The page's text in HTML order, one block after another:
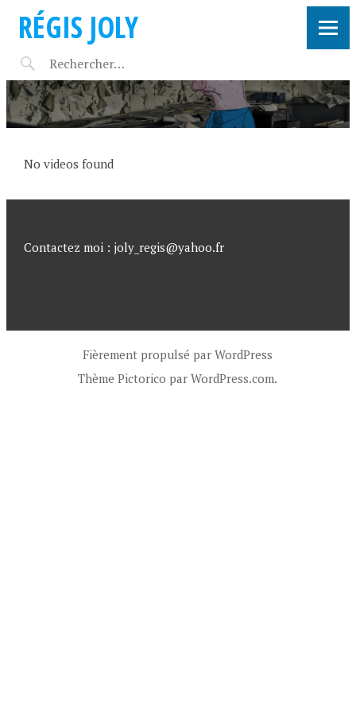
RÉGIS JOLY
No videos found
Contactez moi : joly_regis@yahoo.fr
Fièrement propulsé par WordPress
Thème Pictorico parWordPress.com.